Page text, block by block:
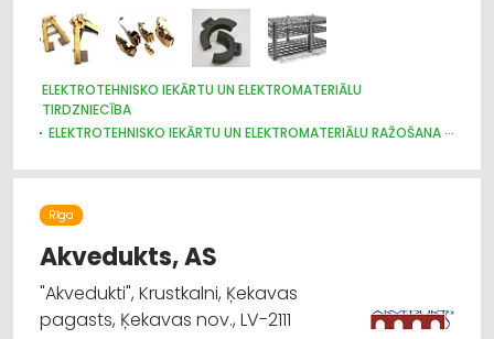
ELEKTROTEHNISKO IEKĀRTU UN ELEKTROMATERIĀLU
TIRDZNIECĪBA
ELEKTROTEHNISKO IEKĀRTU UN ELEKTROMATERIĀLU RAŽOŠANA
RŪPNIECISKĀS IEKĀRTAS, AUTOMATIZĀCIJA
RŪPNIECĪBAS PREČU VAIRUMTIRDZNIECĪBA
Rīga
Akvedukts, AS
"Akvedukti", Krustkalni, Ķekavas
pagasts, Ķekavas nov., LV-2111